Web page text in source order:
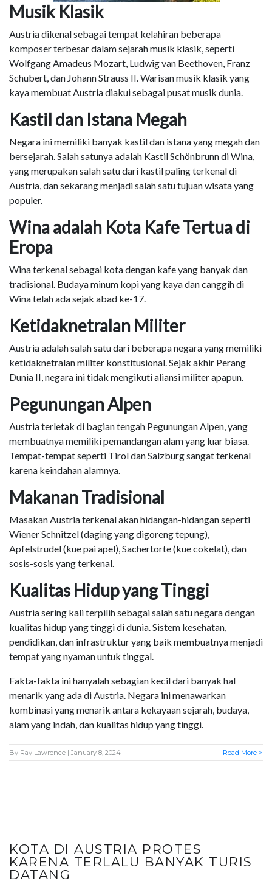
Musik Klasik
Austria dikenal sebagai tempat kelahiran beberapa
komposer terbesar dalam sejarah musik klasik, seperti
Wolfgang Amadeus Mozart, Ludwig van Beethoven, Franz
Schubert, dan Johann Strauss II. Warisan musik klasik yang
kaya membuat Austria diakui sebagai pusat musik dunia.
Kastil dan Istana Megah
Negara ini memiliki banyak kastil dan istana yang megah dan
bersejarah. Salah satunya adalah Kastil Schönbrunn di Wina,
yang merupakan salah satu dari kastil paling terkenal di
Austria, dan sekarang menjadi salah satu tujuan wisata yang
populer.
Wina adalah Kota Kafe Tertua di
Eropa
Wina terkenal sebagai kota dengan kafe yang banyak dan
tradisional. Budaya minum kopi yang kaya dan canggih di
Wina telah ada sejak abad ke-17.
Ketidaknetralan Militer
Austria adalah salah satu dari beberapa negara yang memiliki
ketidaknetralan militer konstitusional. Sejak akhir Perang
Dunia II, negara ini tidak mengikuti aliansi militer apapun.
Pegunungan Alpen
Austria terletak di bagian tengah Pegunungan Alpen, yang
membuatnya memiliki pemandangan alam yang luar biasa.
Tempat-tempat seperti Tirol dan Salzburg sangat terkenal
karena keindahan alamnya.
Makanan Tradisional
Masakan Austria terkenal akan hidangan-hidangan seperti
Wiener Schnitzel (daging yang digoreng tepung),
Apfelstrudel (kue pai apel), Sachertorte (kue cokelat), dan
sosis-sosis yang terkenal.
Kualitas Hidup yang Tinggi
Austria sering kali terpilih sebagai salah satu negara dengan
kualitas hidup yang tinggi di dunia. Sistem kesehatan,
pendidikan, dan infrastruktur yang baik membuatnya menjadi
tempat yang nyaman untuk tinggal.
Fakta-fakta ini hanyalah sebagian kecil dari banyak hal
menarik yang ada di Austria. Negara ini menawarkan
kombinasi yang menarik antara kekayaan sejarah, budaya,
alam yang indah, dan kualitas hidup yang tinggi.
By Ray Lawrence | January 8, 2024 Read More >
KOTA DI AUSTRIA PROTES
KARENA TERLALU BANYAK TURIS
DATANG